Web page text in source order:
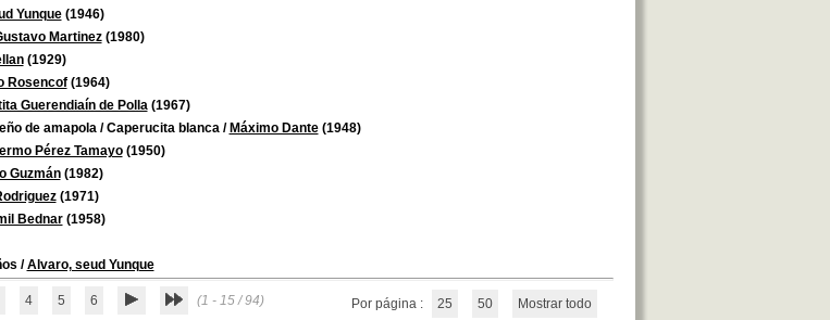
Yunque(1946)
Martinez(1980)
(1929)
Rosencof(1964)
Guerendiaín de Polla(1967)
de amapola / Caperucita blanca/ Máximo Dante(1948)
Pérez Tamayo(1950)
Guzmán(1982)
(1971)
Bednar(1958)
/Alvaro, seud Yunque
4 5 6 (1 - 15 / 94) Por página : 25 50 Mostrar todo